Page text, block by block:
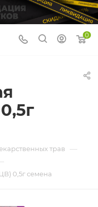
0
трав —
0,5г семена